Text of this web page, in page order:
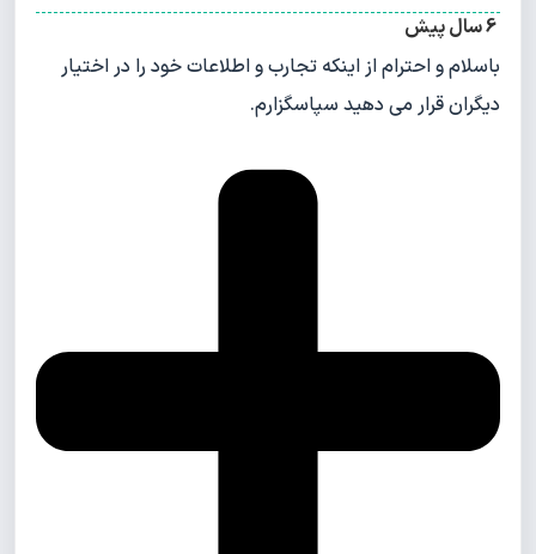
باسلام و احترام از اینکه تجارب و اطلاعات خود را در اختیار
دیگران قرار می دهید سپاسگزارم.